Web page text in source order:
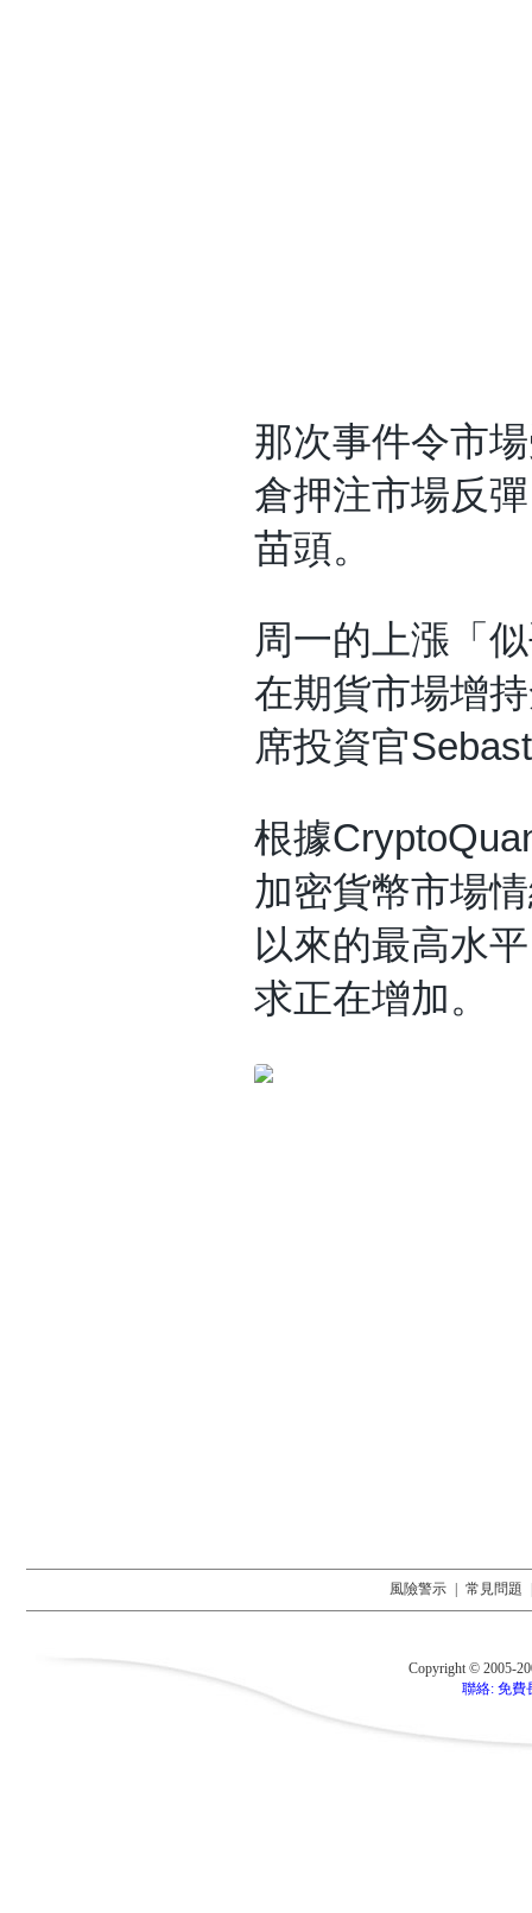
那次事件令市
倉押注市場反
苗頭。
周一的上漲「
在期貨市場增
席投資官
根據
加密貨幣市場
以來的最高水
求正在增加。
風險警示 常見問題
Copyright © 2005-
聯絡: 免費